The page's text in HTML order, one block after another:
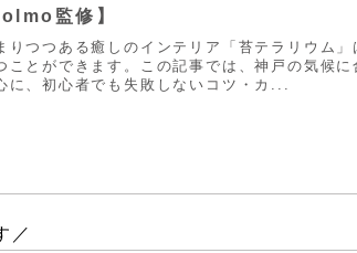
監修】
りつつある癒しのインテリア「苔テラリウム
ことができます。この記事では、神戸の気候に
に、初心者でも失敗しないコツ・カ...
／